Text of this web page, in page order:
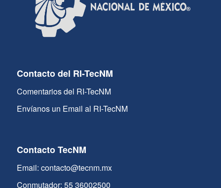
Contacto del RI-TecNM
Comentarios del RI-TecNM
Envíanos un Email al RI-TecNM
Contacto TecNM
Email: contacto@tecnm.mx
Conmutador: 55 36002500